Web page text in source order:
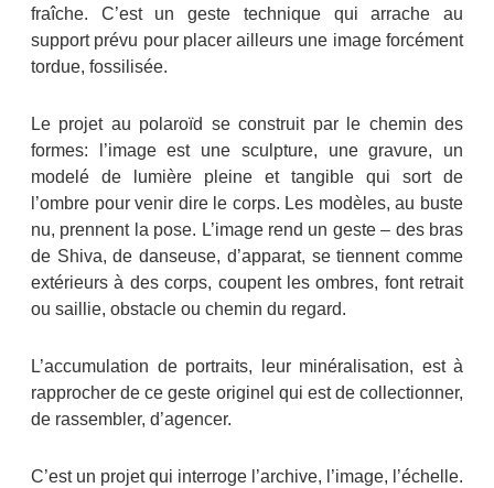
fraîche. C’est un geste technique qui arrache au
support prévu pour placer ailleurs une image forcément
tordue, fossilisée.
Le projet au polaroïd se construit par le chemin des
formes: l’image est une sculpture, une gravure, un
modelé de lumière pleine et tangible qui sort de
l’ombre pour venir dire le corps. Les modèles, au buste
nu, prennent la pose. L’image rend un geste – des bras
de Shiva, de danseuse, d’apparat, se tiennent comme
extérieurs à des corps, coupent les ombres, font retrait
ou saillie, obstacle ou chemin du regard.
L’accumulation de portraits, leur minéralisation, est à
rapprocher de ce geste originel qui est de collectionner,
de rassembler, d’agencer.
C’est un projet qui interroge l’archive, l’image, l’échelle.